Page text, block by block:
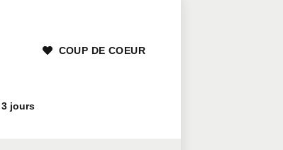
COUP DE COEUR
3 jours